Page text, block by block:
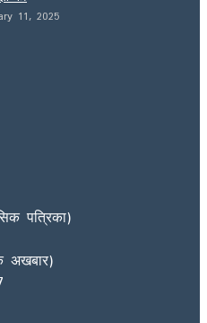
11, 2025
पत्रिका)
अखबार)